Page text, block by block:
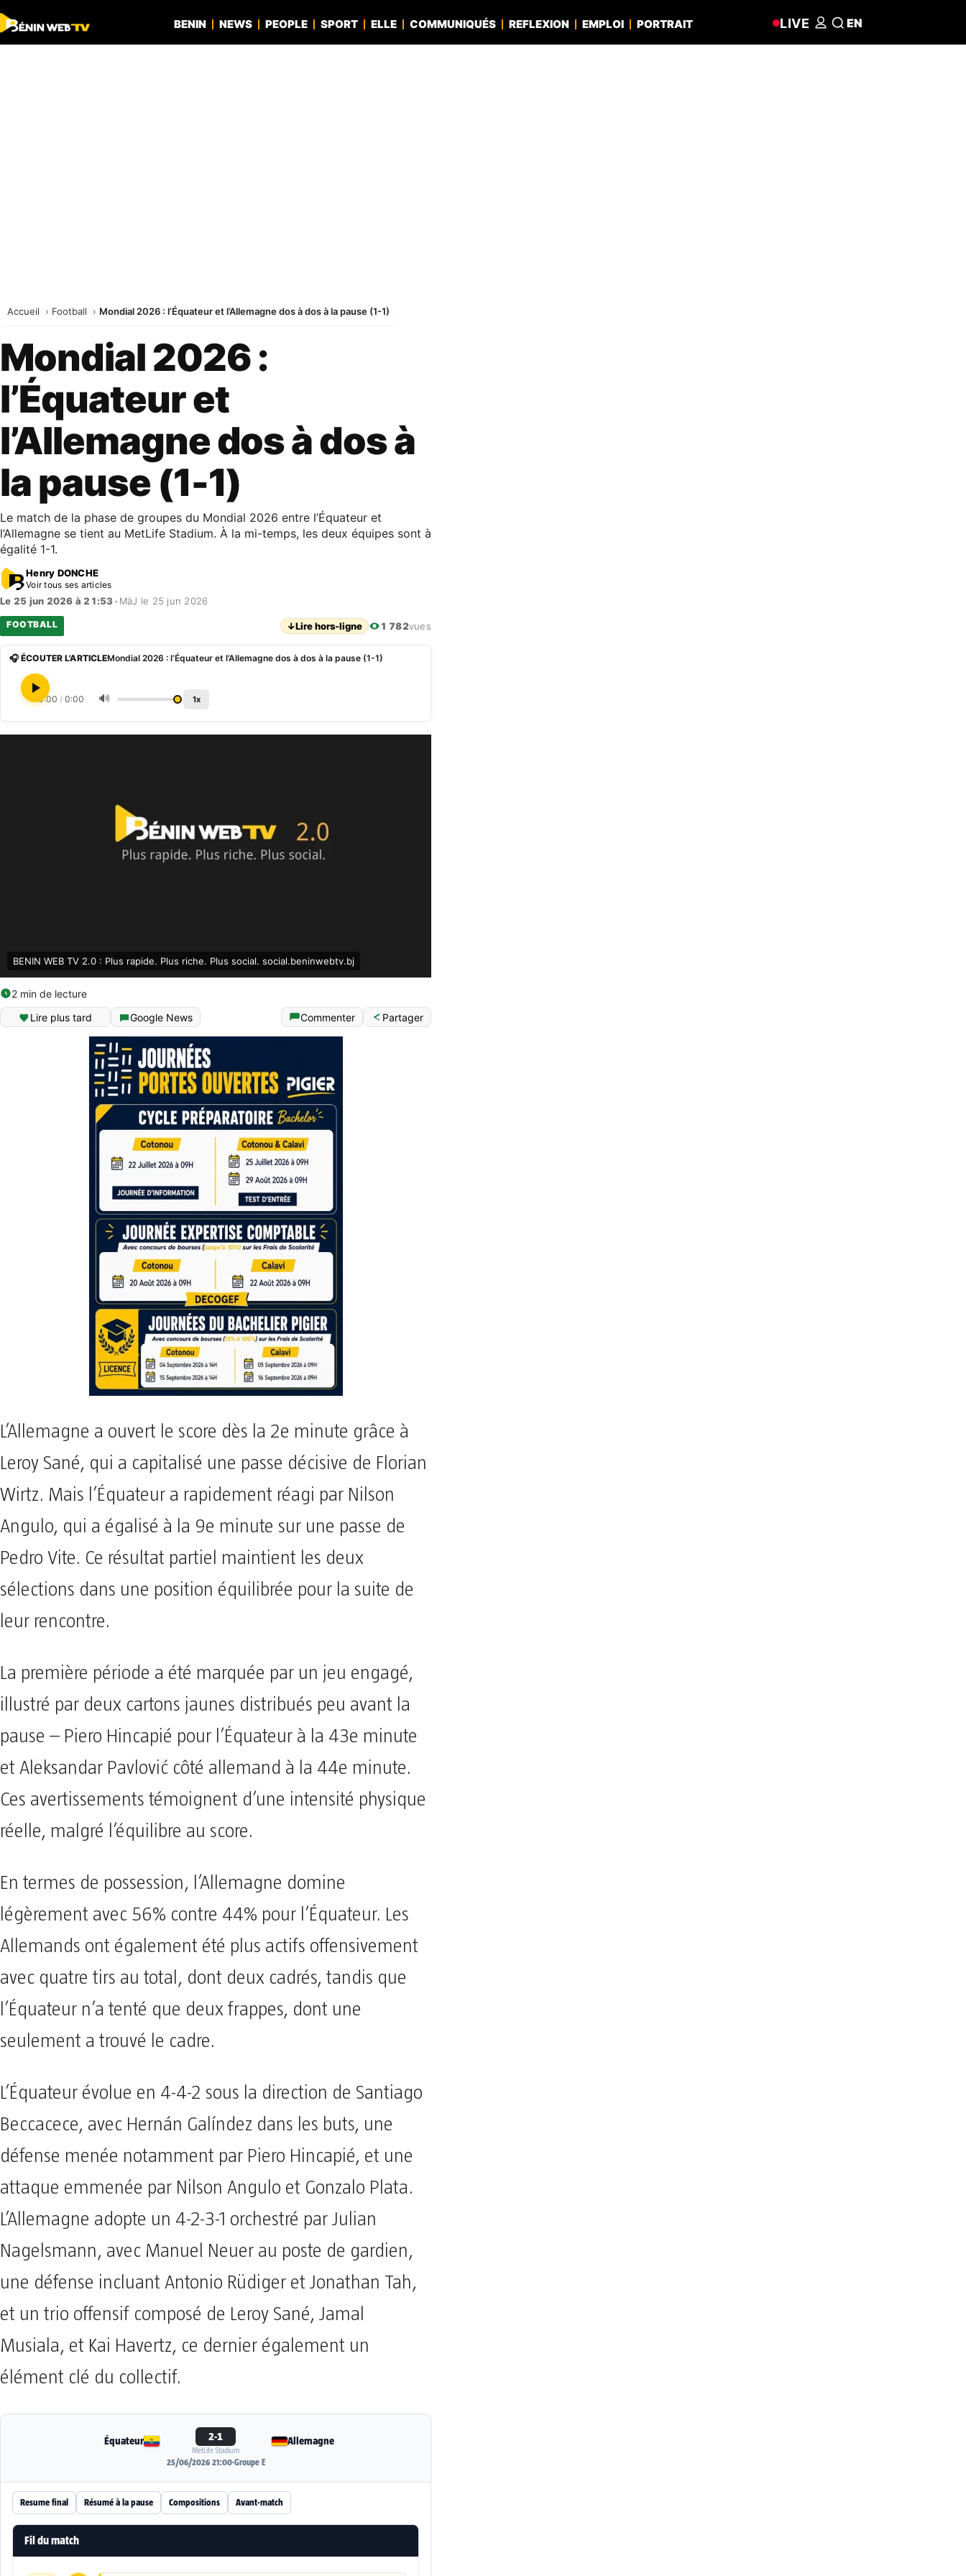
BENIN NEWS PEOPLE SPORT ELLE COMMUNIQUÉS REFLEXION EMPLOI PORTRAIT LIVE EN
Accueil Football Mondial 2026 : l’Équateur et l’Allemagne dos à dos à la pause (1-1)
Mondial 2026 :
l’Équateur et
l’Allemagne dos à dos à
la pause (1-1)
Le match de la phase de groupes du Mondial 2026 entre l’Équateur et
l’Allemagne se tient au MetLife Stadium. À la mi-temps, les deux équipes sont à
égalité 1-1.
Henry DONCHE
Voir tous ses articles
Le 25 jun 2026 à 21:53• MàJ le 25 jun 2026
FOOTBALL ↓Lire hors-ligne 1 782vues
🎧 ÉCOUTER L'ARTICLEMondial 2026 : l’Équateur et l’Allemagne dos à dos à la pause (1-1)
0:00 / 0:00 🔊 1x
BENIN WEB TV 2.0 : Plus rapide. Plus riche. Plus social. social.beninwebtv.bj
2 min de lecture
Lire plus tard
Google News Commenter Partager
L’Allemagne a ouvert le score dès la 2e minute grâce à
Leroy Sané, qui a capitalisé une passe décisive de Florian
Wirtz. Mais l’Équateur a rapidement réagi par Nilson
Angulo, qui a égalisé à la 9e minute sur une passe de
Pedro Vite. Ce résultat partiel maintient les deux
sélections dans une position équilibrée pour la suite de
leur rencontre.
La première période a été marquée par un jeu engagé,
illustré par deux cartons jaunes distribués peu avant la
pause – Piero Hincapié pour l’Équateur à la 43e minute
et Aleksandar Pavlović côté allemand à la 44e minute.
Ces avertissements témoignent d’une intensité physique
réelle, malgré l’équilibre au score.
En termes de possession, l’Allemagne domine
légèrement avec 56% contre 44% pour l’Équateur. Les
Allemands ont également été plus actifs offensivement
avec quatre tirs au total, dont deux cadrés, tandis que
l’Équateur n’a tenté que deux frappes, dont une
seulement a trouvé le cadre.
L’Équateur évolue en 4-4-2 sous la direction de Santiago
Beccacece, avec Hernán Galíndez dans les buts, une
défense menée notamment par Piero Hincapié, et une
attaque emmenée par Nilson Angulo et Gonzalo Plata.
L’Allemagne adopte un 4-2-3-1 orchestré par Julian
Nagelsmann, avec Manuel Neuer au poste de gardien,
une défense incluant Antonio Rüdiger et Jonathan Tah,
et un trio offensif composé de Leroy Sané, Jamal
Musiala, et Kai Havertz, ce dernier également un
élément clé du collectif.
Équateur 2-1
MetLife Stadium
Allemagne
25/06/2026 21:00·Groupe E
Resume final Résumé à la pause Compositions Avant-match
Fil du match